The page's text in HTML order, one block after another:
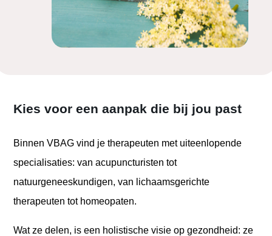
Kies voor een aanpak die bij jou past
Binnen VBAG vind je therapeuten met uiteenlopende
specialisaties: van acupuncturisten tot
natuurgeneeskundigen, van lichaamsgerichte
therapeuten tot homeopaten.
Wat ze delen, is een holistische visie op gezondheid: ze